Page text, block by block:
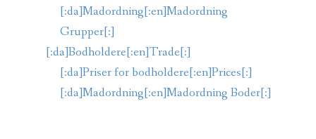
[:da]Madordning[:en]Madordning
Grupper[:]
[:da]Bodholdere[:en]Trade[:]
[:da]Priser for bodholdere[:en]Prices[:]
[:da]Madordning[:en]Madordning Boder[:]